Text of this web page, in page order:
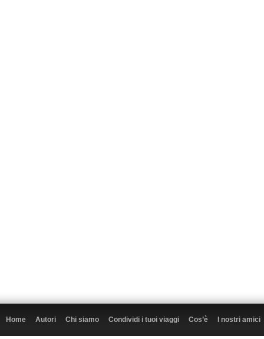
Home Autori Chi siamo Condividi i tuoi viaggi Cos’è I nostri amici